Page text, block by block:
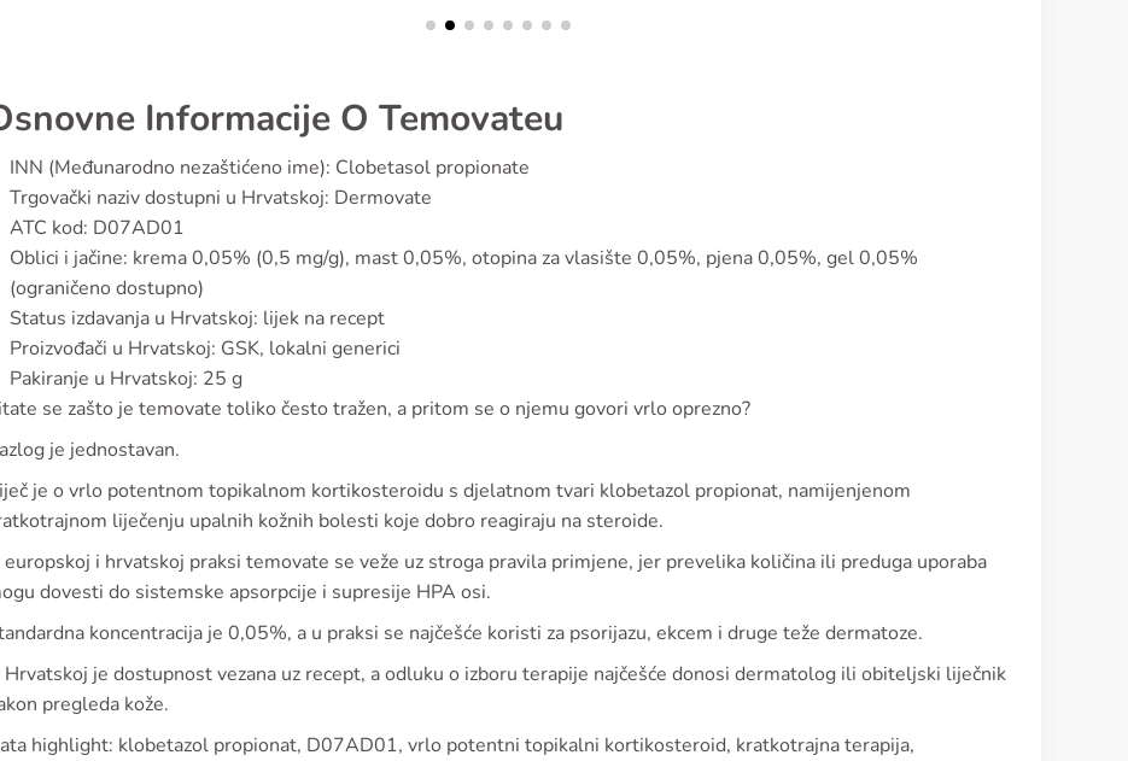
Informacije O Temovateu
INN (Međunarodno nezaštićeno ime): Clobetasol propionate
Trgovački naziv dostupni u Hrvatskoj: Dermovate
ATC kod: D07AD01
Oblici i jačine: krema 0,05% (0,5 mg/g), mast 0,05%, otopina za vlasište 0,05%, pjena 0,05%, gel 0,05%
(ograničeno dostupno)
Status izdavanja u Hrvatskoj: lijek na recept
Proizvođači u Hrvatskoj: GSK, lokalni generici
Pakiranje u Hrvatskoj: 25 g
se zašto je temovate toliko često tražen, a pritom se o njemu govori vrlo oprezno?
je jednostavan.
je o vrlo potentnom topikalnom kortikosteroidu s djelatnom tvari klobetazol propionat, namijenjenom
liječenju upalnih kožnih bolesti koje dobro reagiraju na steroide.
europskoj i hrvatskoj praksi temovate se veže uz stroga pravila primjene, jer prevelika količina ili preduga uporaba
dovesti do sistemske apsorpcije i supresije HPA osi.
koncentracija je 0,05%, a u praksi se najčešće koristi za psorijazu, ekcem i druge teže dermatoze.
Hrvatskoj je dostupnost vezana uz recept, a odluku o izboru terapije najčešće donosi dermatolog ili obiteljski liječnik
pregleda kože.
highlight: klobetazol propionat, D07AD01, vrlo potentni topikalni kortikosteroid, kratkotrajna terapija,